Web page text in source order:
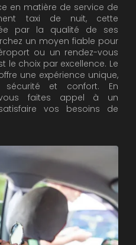
en matière de service de
taxi de nuit, cette
par la qualité de ses
un moyen fiable pour
ou un rendez-vous
le choix par excellence. Le
une expérience unique,
sécurité et confort. En
vous faites appel à un
vos besoins de